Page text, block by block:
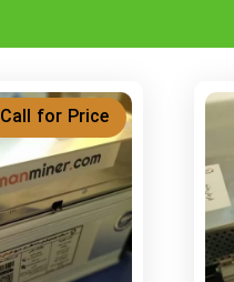
Call for Price